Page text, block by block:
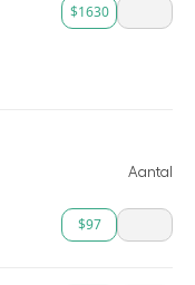
$1630
Aantal
$97